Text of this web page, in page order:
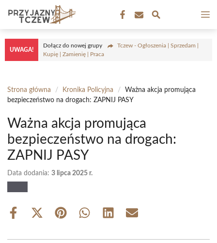
treści
UWAGA!
Dołącz do nowej grupy
Tczew - Ogłoszenia | Sprzedam |
Kupię | Zamienię | Praca
Strona główna / Kronika Policyjna /
Ważna akcja promująca
bezpieczeństwo na drogach: ZAPNIJ PASY
Ważna akcja promująca
bezpieczeństwo na drogach:
ZAPNIJ PASY
Data dodania: 3 lipca 2025 r.
Share
Share
(Twitter)
Share Share Share Share